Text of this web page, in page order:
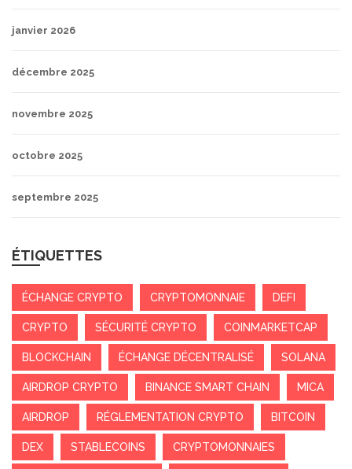
janvier 2026
décembre 2025
novembre 2025
octobre 2025
septembre 2025
ÉTIQUETTES
ÉCHANGE CRYPTO CRYPTOMONNAIE DEFI
CRYPTO SÉCURITÉ CRYPTO COINMARKETCAP
BLOCKCHAIN ÉCHANGE DÉCENTRALISÉ SOLANA
AIRDROP CRYPTO BINANCE SMART CHAIN MICA
AIRDROP RÉGLEMENTATION CRYPTO BITCOIN
DEX STABLECOINS CRYPTOMONNAIES